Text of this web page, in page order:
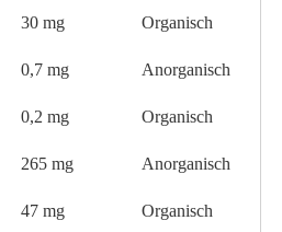
30 mg Organisch
0,7 mg Anorganisch
0,2 mg Organisch
265 mg Anorganisch
47 mg Organisch